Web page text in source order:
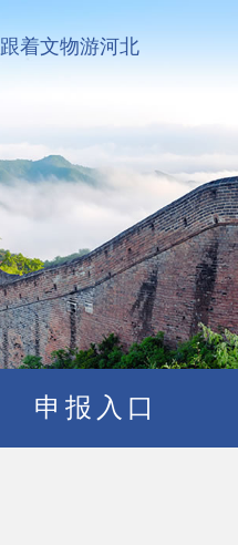
跟着文物游河北
申报入口